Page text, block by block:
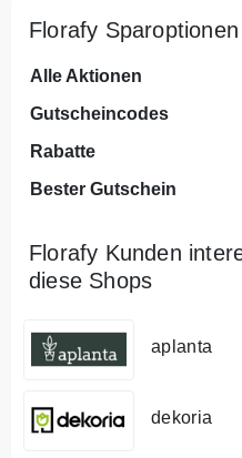
Florafy
Alle Aktionen
Gutscheincodes
Rabatte
Bester Gutschein
Florafy Kunden
diese Shops
aplanta
dekoria